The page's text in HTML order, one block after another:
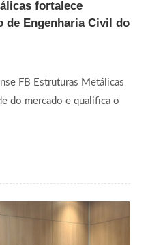
fortalece
de Engenharia Civil do
FB Estruturas Metálicas
do mercado e qualifica o